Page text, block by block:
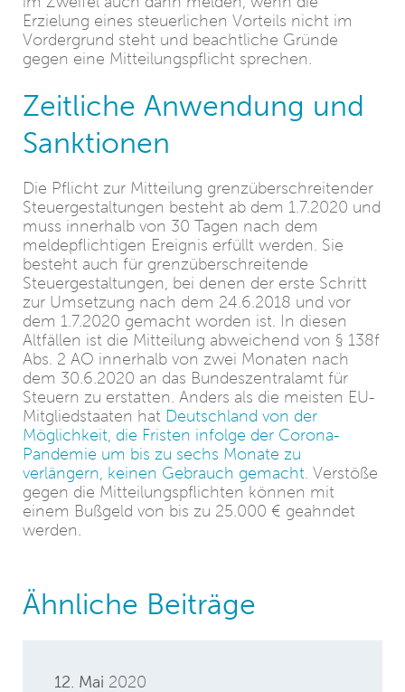
Erzielung eines steuerlichen Vorteils nicht im
Vordergrund steht und beachtliche Gründe
gegen eine Mitteilungspflicht sprechen.
Zeitliche Anwendung und
Sanktionen
Die Pflicht zur Mitteilung grenzüberschreitender
Steuergestaltungen besteht ab dem 1.7.2020 und
muss innerhalb von 30 Tagen nach dem
meldepflichtigen Ereignis erfüllt werden. Sie
besteht auch für grenzüberschreitende
Steuergestaltungen, bei denen der erste Schritt
zur Umsetzung nach dem 24.6.2018 und vor
dem 1.7.2020 gemacht worden ist. In diesen
Altfällen ist die Mitteilung abweichend von § 138f
Abs. 2 AO innerhalb von zwei Monaten nach
dem 30.6.2020 an das Bundeszentralamt für
Steuern zu erstatten. Anders als die meisten EU-
Mitgliedstaaten hat Deutschland von der
Möglichkeit, die Fristen infolge der Corona-
Pandemie um bis zu sechs Monate zu
verlängern, keinen Gebrauch gemacht. Verstöße
gegen die Mitteilungspflichten können mit
einem Bußgeld von bis zu 25.000 € geahndet
werden.
Ähnliche Beiträge
12. Mai 2020